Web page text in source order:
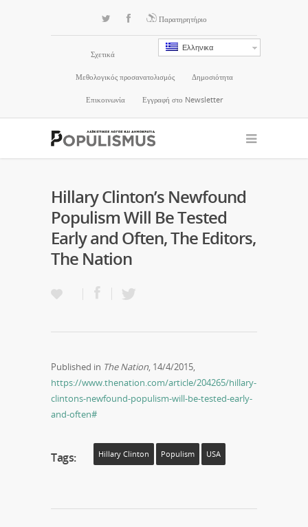
Παρατηρητήριο
Ελληνικα
Σχετικά
Μεθολογικός προσανατολισμός Δημοσιότητα
Επικοινωνία Εγγραφή στο Newsletter
Hillary Clinton’s Newfound
Populism Will Be Tested
Early and Often, The Editors,
The Nation
Published in The Nation, 14/4/2015,
https://www.thenation.com/article/204265/hillary-
clintons-newfound-populism-will-be-tested-early-
and-often#
Tags: Hillary Clinton Populism USA